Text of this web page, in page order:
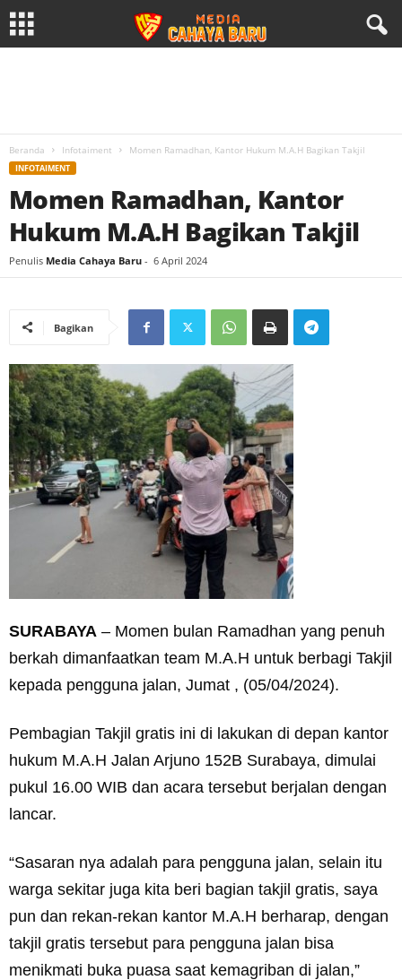
Beranda Infotaiment Momen Ramadhan, Kantor Hukum M.A.H Bagikan Takjil
INFOTAIMENT
Momen Ramadhan, Kantor
Hukum M.A.H Bagikan Takjil
Penulis Media Cahaya Baru - 6 April 2024
Bagikan
SURABAYA – Momen bulan Ramadhan yang penuh
berkah dimanfaatkan team M.A.H untuk berbagi Takjil
kepada pengguna jalan, Jumat , (05/04/2024).
Pembagian Takjil gratis ini di lakukan di depan kantor
hukum M.A.H Jalan Arjuno 152B Surabaya, dimulai
pukul 16.00 WIB dan acara tersebut berjalan dengan
lancar.
“Sasaran nya adalah para pengguna jalan, selain itu
warga sekitar juga kita beri bagian takjil gratis, saya
pun dan rekan-rekan kantor M.A.H berharap, dengan
takjil gratis tersebut para pengguna jalan bisa
menikmati buka puasa saat kemagriban di jalan,”